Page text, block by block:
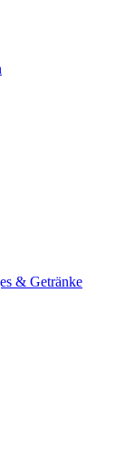
& Getränke